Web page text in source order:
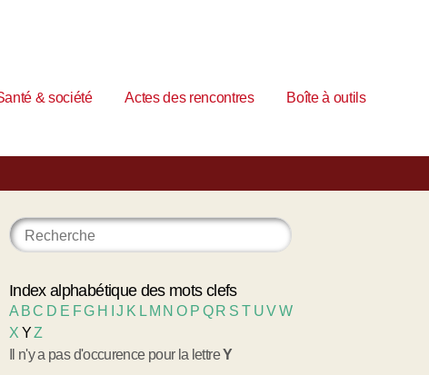
& société Actes des rencontres
Boîte à outils
Index alphabétique des mots clefs
A BC D E FG H IJ K L M NO P Q R S T UVW
X YZ
Il n'y a pas d'occurence pour la lettreY